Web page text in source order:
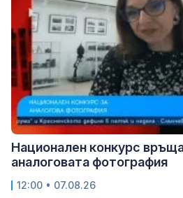
Национален конкурс
аналоговата фотография
12:00 • 07.08.26